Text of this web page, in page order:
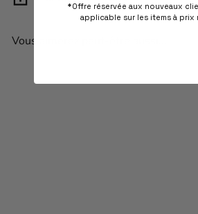
Vous aimerez peut-être aussi...
*Offre réservée aux nouveaux
applicable sur les items à prix